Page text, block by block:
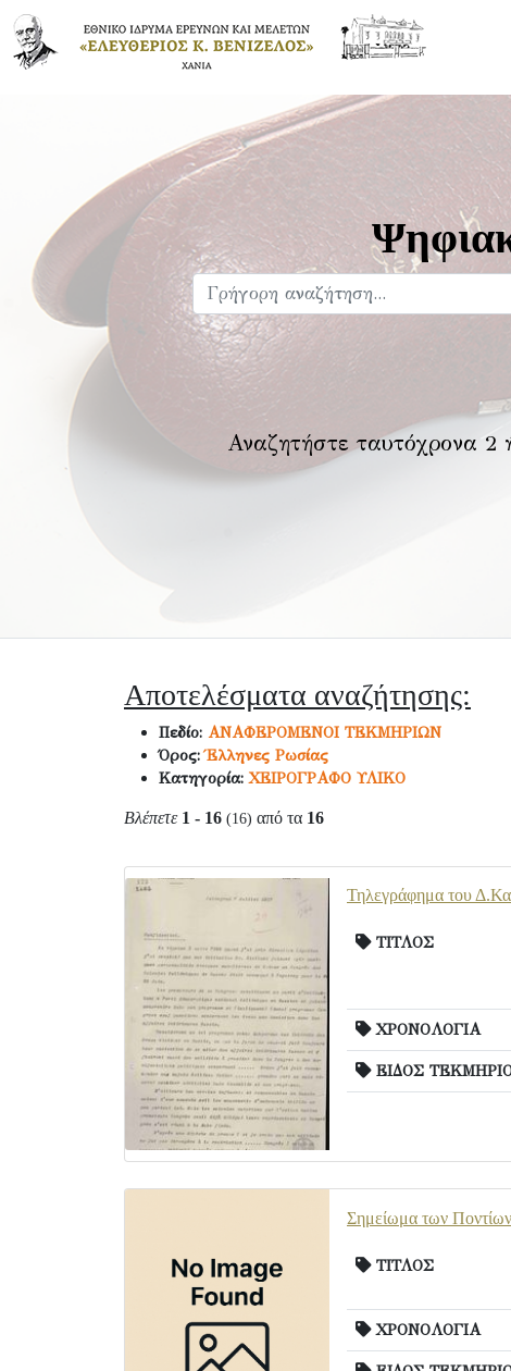
Αναζητήστε ταυτόχρονα 2
Αποτελέσματα αναζήτησης:
Πεδίο: ΑΝΑΦΕΡΟΜΕΝΟΙ ΤΕΚΜΗΡΙΩΝ
Όρος:Έλληνες Ρωσίας
Κατηγορία:ΧΕΙΡΟΓΡΑΦΟ ΥΛΙΚΟ
Βλέπετε 1 - 16 (16) από τα 16
Τηλεγράφημα του
ΤΙΤΛΟΣ
ΧΡΟΝΟΛΟΓΙΑ
ΕΙΔΟΣ
Σημείωμα των
ΤΙΤΛΟΣ
ΧΡΟΝΟΛΟΓΙΑ